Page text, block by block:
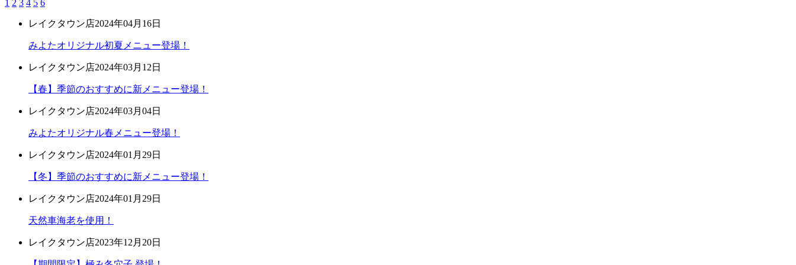
1 2 3 4 5 6
レイクタウン店2024年04月16日
みよたオリジナル初夏メニュー登場！
レイクタウン店2024年03月12日
【春】季節のおすすめに新メニュー登場！
レイクタウン店2024年03月04日
みよたオリジナル春メニュー登場！
レイクタウン店2024年01月29日
【冬】季節のおすすめに新メニュー登場！
レイクタウン店2024年01月29日
天然車海老を使用！
レイクタウン店2023年12月20日